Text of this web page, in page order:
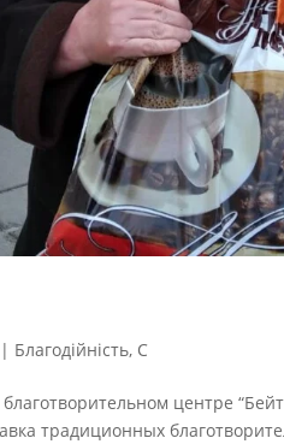
| Благодійність, С
центре
традиционных